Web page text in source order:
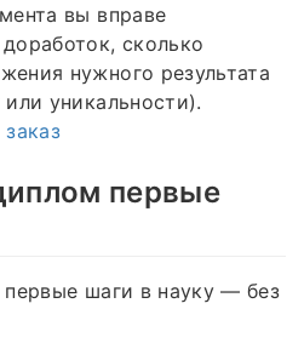
вы вправе
сколько
нужного результата
уникальности).
первые
шаги в науку — без